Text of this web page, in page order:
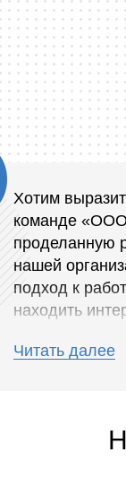
Хотим
команде «ООО
проделанную
нашей
подход к
находить
Читать далее